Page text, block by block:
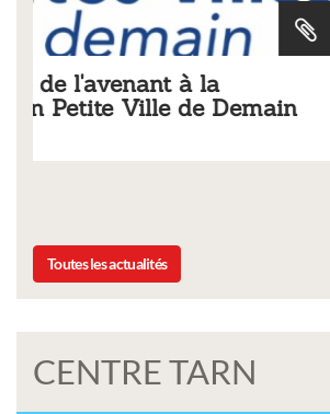
Tarifs 2026 des
municipaux
Liste des tarifs 2026 des
délibération du conseil
Toutes les actualités
CENTRE TARN